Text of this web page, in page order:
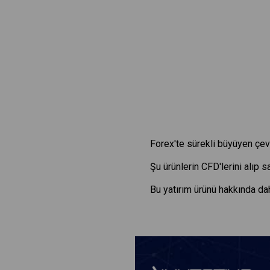
Forex'te sürekli büyüyen
Şu ürünlerin CFD'lerini alıp
Bu yatırım ürünü hakkında